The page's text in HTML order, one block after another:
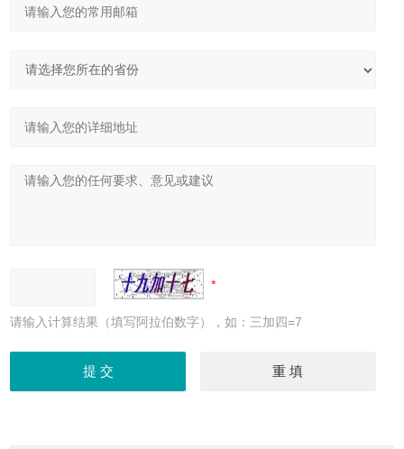
请输入计算结果（填写阿拉伯数字），如：三加四=7